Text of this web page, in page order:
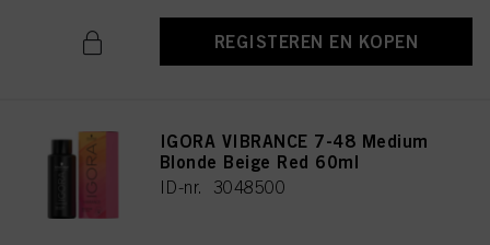
REGISTEREN EN KOPEN
IGORA VIBRANCE 7-48 Medium
Blonde Beige Red 60ml
ID-nr. 3048500